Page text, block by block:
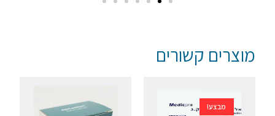
מוצרים קשורים
מבצע!